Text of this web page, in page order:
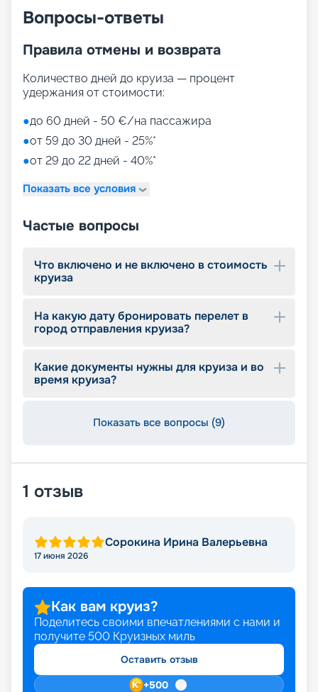
Вопросы-ответы
Правила отмены и возврата
Количество дней до круиза — процент
удержания от стоимости:
●до 60 дней - 50 €/на пассажира
●от 59 до 30 дней - 25%*
●от 29 до 22 дней - 40%*
Показать все условия
Частые вопросы
Что включено и не включено в стоимость
круиза
На какую дату бронировать перелет в
город отправления круиза?
Какие документы нужны для круиза и во
время круиза?
Показать все вопросы (9)
1 отзыв
Сорокина Ирина Валерьевна
17 июня 2026
Как вам круиз?
Поделитесь своими впечатлениями с нами и
получите 500 Круизных миль
Оставить отзыв
+500